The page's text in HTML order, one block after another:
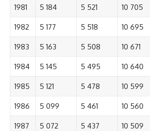
1981 5 184 5 521 10 705
1982 5 177 5 518 10 695
1983 5 163 5 508 10 671
1984 5 145 5 495 10 640
1985 5 121 5 478 10 599
1986 5 099 5 461 10 560
1987 5 072 5 437 10 509